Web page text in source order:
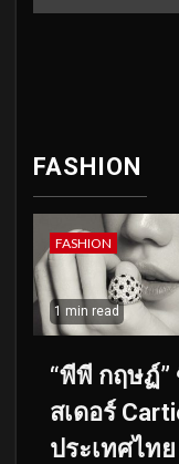
FASHION
FASHION
1 min read
“พีพี กฤษฏ์
สเดอร์
ประเทศไทย